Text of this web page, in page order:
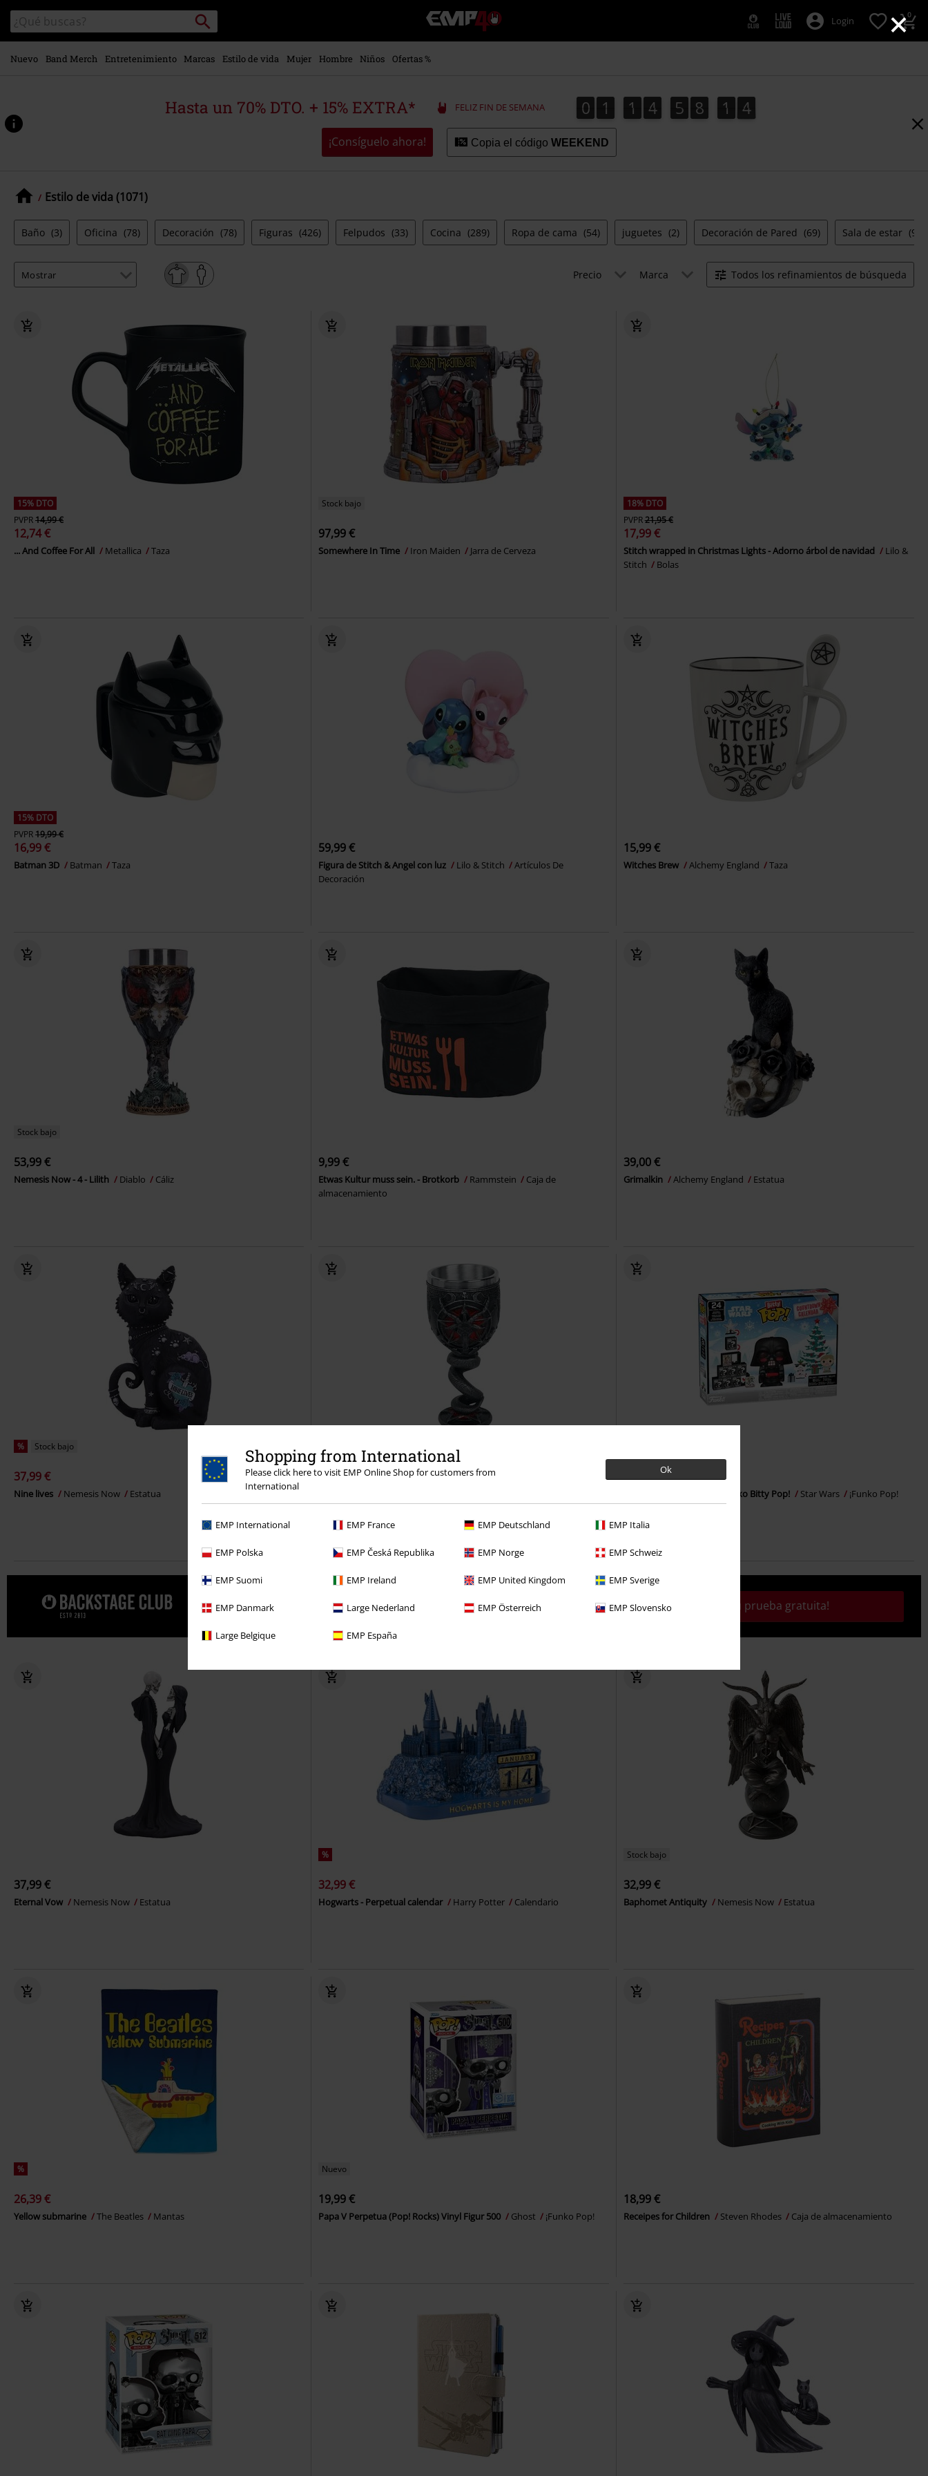
×
Shopping from International
Please click here to visit EMP Online Shop for customers from
International
Ok
EMP International EMP France EMP Deutschland EMP Italia
EMP Polska EMP Česká Republika EMP Norge EMP Schweiz
EMP Suomi EMP Ireland EMP United Kingdom EMP Sverige
EMP Danmark Large Nederland EMP Österreich EMP Slovensko
Large Belgique EMP España
contenido
principal
Buscar
en
el
catálogo
Buscar
EMP
-
Música,
Merch
Ropa
Alternativa
Login 0
Nuevo Band Merch Entretenimiento Marcas Estilo de vida Mujer Hombre Niños Ofertas %
Hasta un 70% DTO. + 15% EXTRA* FELIZ FIN DE SEMANA 0
0 1
1 1
1 4
4 5
5 8
8 1
1 2
3
2
4
3
¡Consíguelo ahora! Copia el código WEEKEND
Estilo de vida (1071)
Baño (3) Oficina (78) Decoración (78) Figuras (426) Felpudos (33) Cocina (289) Ropa de cama (54) juguetes (2) Decoración de Pared (69) Sala de estar (94)
Precio Marca Todos los refinamientos de búsqueda
15% DTO
PVPR14,99 €
12,74 €
... And Coffee For All Metallica Taza
Stock bajo
97,99 €
Somewhere In Time Iron Maiden Jarra de Cerveza
18% DTO
PVPR21,95 €
17,99 €
Stitch wrapped in Christmas Lights - Adorno árbol de navidad
Lilo &
Stitch
Bolas
15% DTO
PVPR19,99 €
16,99 €
Batman 3D Batman Taza
59,99 €
Figura de Stitch & Angel con luz Lilo & Stitch
Artículos De
Decoración
15,99 €
Witches Brew Alchemy England Taza
Stock bajo
53,99 €
Nemesis Now - 4 - Lilith Diablo Cáliz
9,99 €
Etwas Kultur muss sein. - Brotkorb Rammstein
Caja de
almacenamiento
39,00 €
Grimalkin Alchemy England Estatua
% Stock bajo
37,99 €
Nine lives Nemesis Now Estatua
35,99 € 32,99 €
Calendario de Adviento Funko Bitty Pop! Star Wars ¡Funko Pop!
CLUB.
¡Activa tu prueba gratuita!
37,99 €
Eternal Vow Nemesis Now Estatua
%
32,99 €
Hogwarts - Perpetual calendar Harry Potter Calendario
Stock bajo
32,99 €
Baphomet Antiquity Nemesis Now Estatua
%
26,39 €
Yellow submarine The Beatles Mantas
Nuevo
19,99 €
Papa V Perpetua (Pop! Rocks) Vinyl Figur 500 Ghost ¡Funko Pop!
18,99 €
Receipes for Children Steven Rhodes Caja de almacenamiento